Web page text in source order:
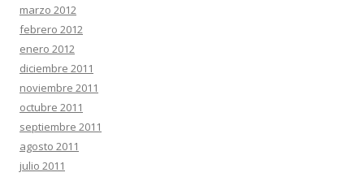
marzo 2012
febrero 2012
enero 2012
diciembre 2011
noviembre 2011
octubre 2011
septiembre 2011
agosto 2011
julio 2011